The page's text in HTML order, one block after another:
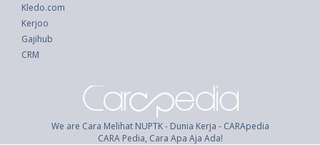
Kledo.com
Kerjoo
Gajihub
CRM
We are Cara Melihat NUPTK - Dunia Kerja - CARApedia
CARA Pedia, Cara Apa Aja Ada!